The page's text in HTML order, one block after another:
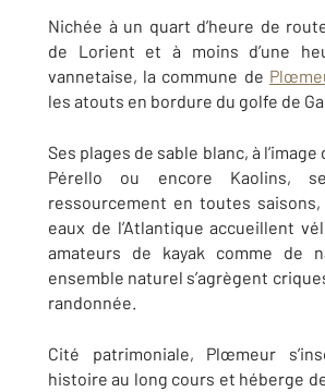
Nichée à un quart d’heure de
de Lorient et à moins d’une
vannetaise, la commune de
les atouts en bordure du golfe de
Ses plages de sable blanc, à
Pérello ou encore Kaolins,
ressourcement en toutes
eaux de l’Atlantique accueillent
amateurs de kayak comme de
ensemble naturel s’agrègent
randonnée.
Cité patrimoniale, Plœmeur
histoire au long cours et héberge